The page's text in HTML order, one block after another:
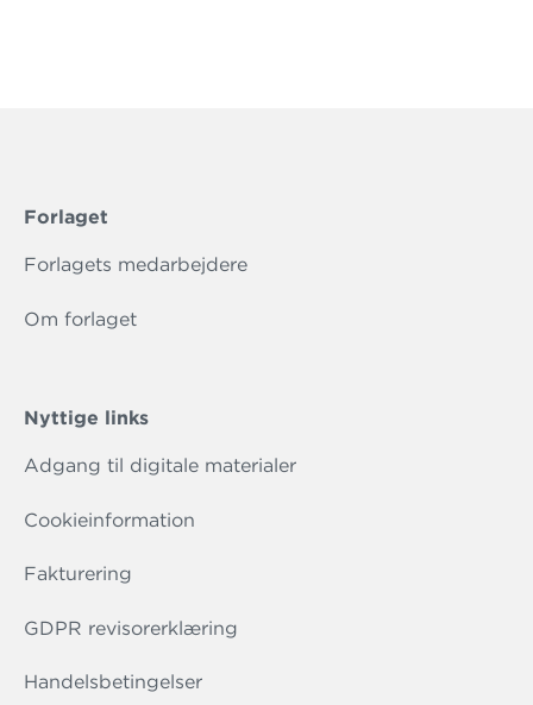
Forlaget
Forlagets medarbejdere
Om forlaget
Nyttige links
Adgang til digitale materialer
Cookieinformation
Fakturering
GDPR revisorerklæring
Handelsbetingelser